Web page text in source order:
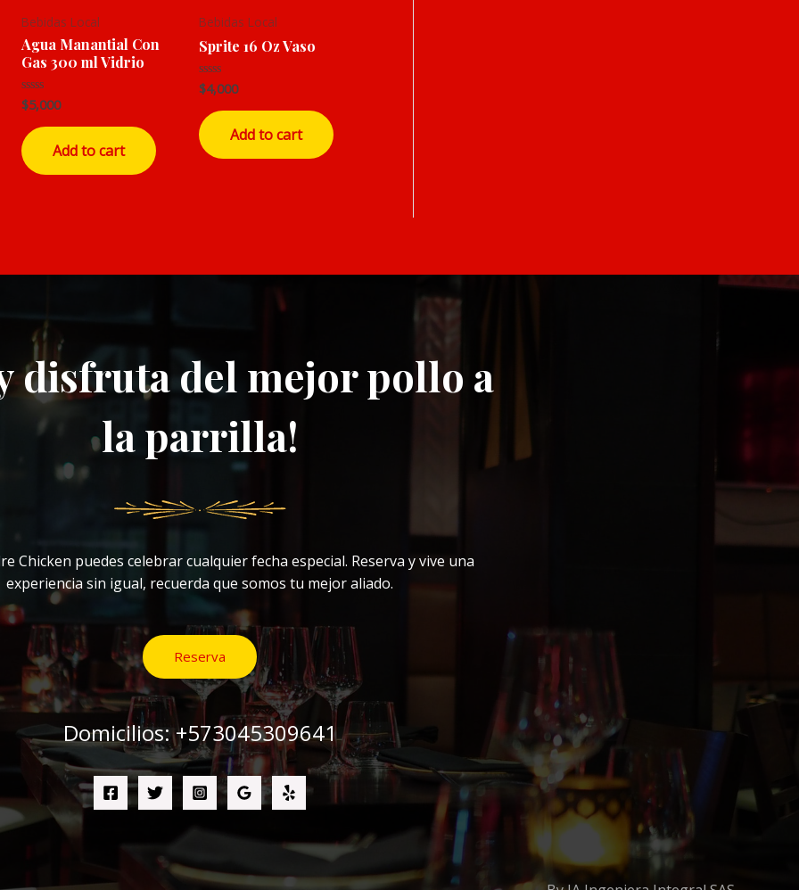
Bebidas Local
Agua Manantial Con
Gas 300 ml Vidrio
Rated
0
out
of
5
$5,000
Add to cart
Bebidas Local
Sprite 16 Oz Vaso
Rated
0
out
of
5
$4,000
Add to cart
y disfruta del mejor pollo a
la parrilla!
Chicken puedes celebrar cualquier fecha especial. Reserva y vive una
experiencia sin igual, recuerda que somos tu mejor aliado.
Reserva
Domicilios: +573045309641